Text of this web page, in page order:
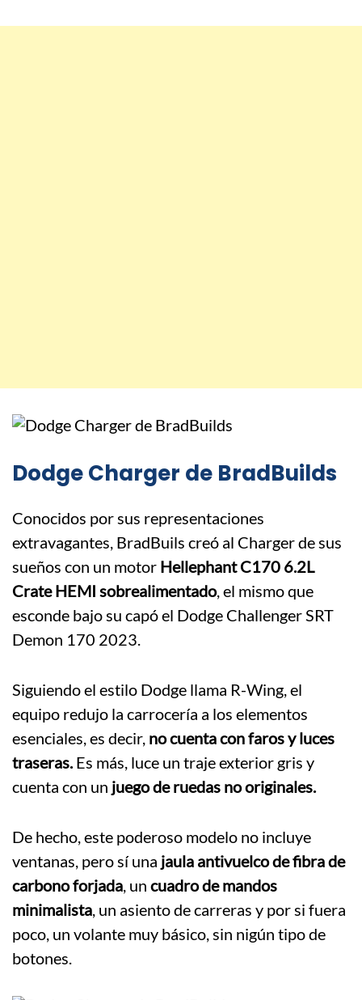
Dodge Charger de BradBuilds
Conocidos por sus representaciones
extravagantes, BradBuils creó al Charger de sus
sueños con un motor Hellephant C170 6.2L
Crate HEMI sobrealimentado, el mismo que
esconde bajo su capó el Dodge Challenger SRT
Demon 170 2023.
Siguiendo el estilo Dodge llama R-Wing, el
equipo redujo la carrocería a los elementos
esenciales, es decir, no cuenta con faros y luces
traseras.Es más, luce un traje exterior gris y
cuenta con un juego de ruedas no originales.
De hecho, este poderoso modelo no incluye
ventanas, pero sí una jaula antivuelco de fibra de
carbono forjada, un cuadro de mandos
minimalista, un asiento de carreras y por si fuera
poco, un volante muy básico, sin nigún tipo de
botones.